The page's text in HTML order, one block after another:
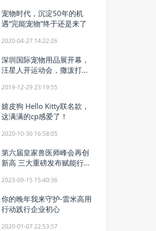
宠物时代，沉淀50年的机
遇“完能宠物”终于还是来了
2020-04-27 14:22:26
深圳国际宠物用品展开幕，
汪星人开运动会，撒泼打滚
2019-12-29 23:19:55
嬉皮狗 Hello Kitty联名款，
这满满的cp感爱了！
2020-10-30 16:58:05
第六届皇家兽医师峰会再创
新高 三大重磅发布赋能行业
2023-09-15 15:40:36
你的晚年我来守护-雷米高用
行动践行企业初心
2020-01-07 22:53:57